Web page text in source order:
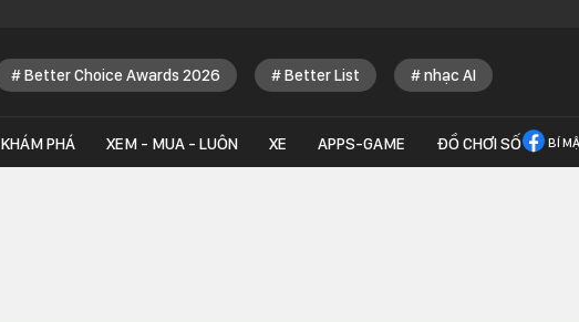
Better Choice Awards 2026 Better List nhạc AI
KHÁM PHÁ XEM - MUA - LUÔN XE APPS-GAME ĐỒ CHƠI SỐ BÍ